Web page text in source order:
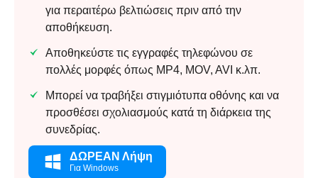
για περαιτέρω βελτιώσεις πριν από την
αποθήκευση.
Αποθηκεύστε τις εγγραφές τηλεφώνου σε
πολλές μορφές όπως MP4, MOV, AVI κ.λπ.
Μπορεί να τραβήξει στιγμιότυπα οθόνης και να
προσθέσει σχολιασμούς κατά τη διάρκεια της
συνεδρίας.
ΔΩΡΕΑΝ Λήψη
Για Windows